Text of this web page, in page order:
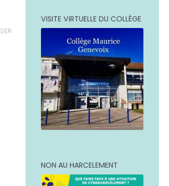
VISITE VIRTUELLE DU COLLÈGE
NON AU HARCELEMENT